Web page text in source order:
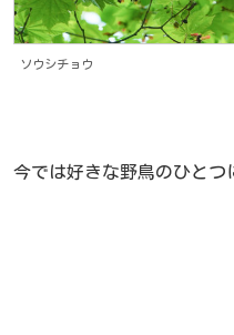
ソウシチョウ
今では好きな野鳥のひと